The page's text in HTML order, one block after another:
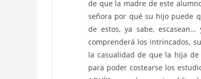
de que la madre de este
señora por qué su hijo puede
de estos, ya sabe,
comprenderá los intrincados,
la casualidad de que la hija de
para poder costearse los